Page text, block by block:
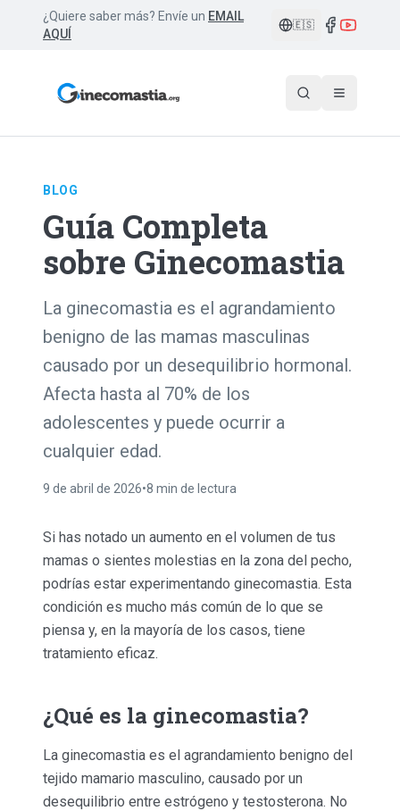
¿Quiere saber más? Envíe un EMAIL
AQUÍ
🇪🇸
BLOG
Guía Completa
sobre Ginecomastia
La ginecomastia es el agrandamiento
benigno de las mamas masculinas
causado por un desequilibrio hormonal.
Afecta hasta al 70% de los
adolescentes y puede ocurrir a
cualquier edad.
9 de abril de 2026•8 min de lectura
Si has notado un aumento en el volumen de tus
mamas o sientes molestias en la zona del pecho,
podrías estar experimentando ginecomastia. Esta
condición es mucho más común de lo que se
piensa y, en la mayoría de los casos, tiene
tratamiento eficaz.
¿Qué es la ginecomastia?
La ginecomastia es el agrandamiento benigno del
tejido mamario masculino, causado por un
desequilibrio entre estrógeno y testosterona. No